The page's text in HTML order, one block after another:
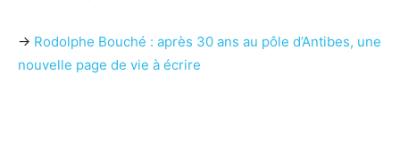
→ Rodolphe Bouché : après 30 ans au pôle d’Antibes, une
nouvelle page de vie à écrire